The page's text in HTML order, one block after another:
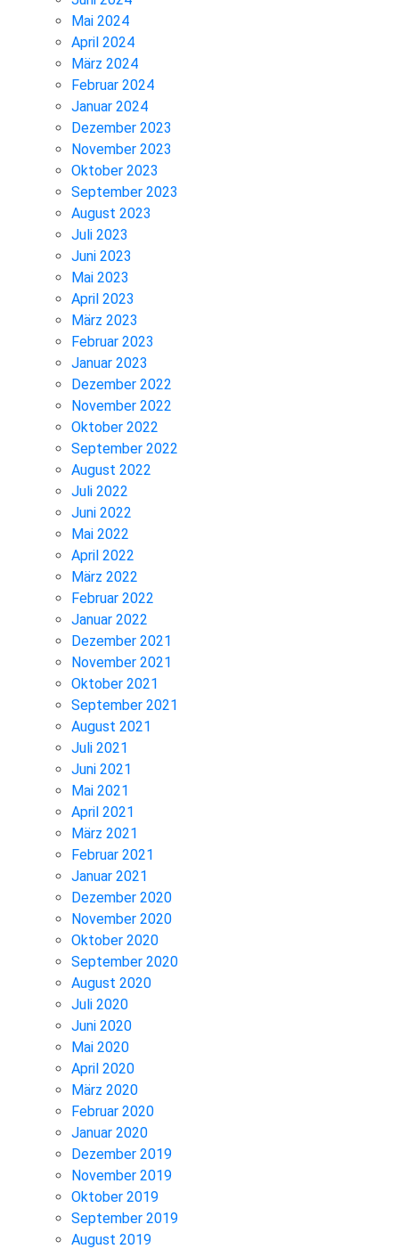
Mai 2024
April 2024
März 2024
Februar 2024
Januar 2024
Dezember 2023
November 2023
Oktober 2023
September 2023
August 2023
Juli 2023
Juni 2023
Mai 2023
April 2023
März 2023
Februar 2023
Januar 2023
Dezember 2022
November 2022
Oktober 2022
September 2022
August 2022
Juli 2022
Juni 2022
Mai 2022
April 2022
März 2022
Februar 2022
Januar 2022
Dezember 2021
November 2021
Oktober 2021
September 2021
August 2021
Juli 2021
Juni 2021
Mai 2021
April 2021
März 2021
Februar 2021
Januar 2021
Dezember 2020
November 2020
Oktober 2020
September 2020
August 2020
Juli 2020
Juni 2020
Mai 2020
April 2020
März 2020
Februar 2020
Januar 2020
Dezember 2019
November 2019
Oktober 2019
September 2019
August 2019